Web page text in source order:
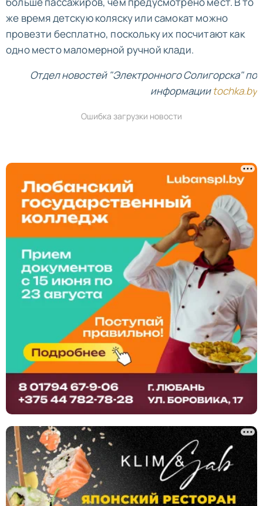
же время детскую коляску или самокат можно
провезти бесплатно, поскольку их посчитают как
одно место маломерной ручной клади.
Отдел новостей "Электронного Солигорска" по
информацииtochka.by
Ошибка загрузки новости